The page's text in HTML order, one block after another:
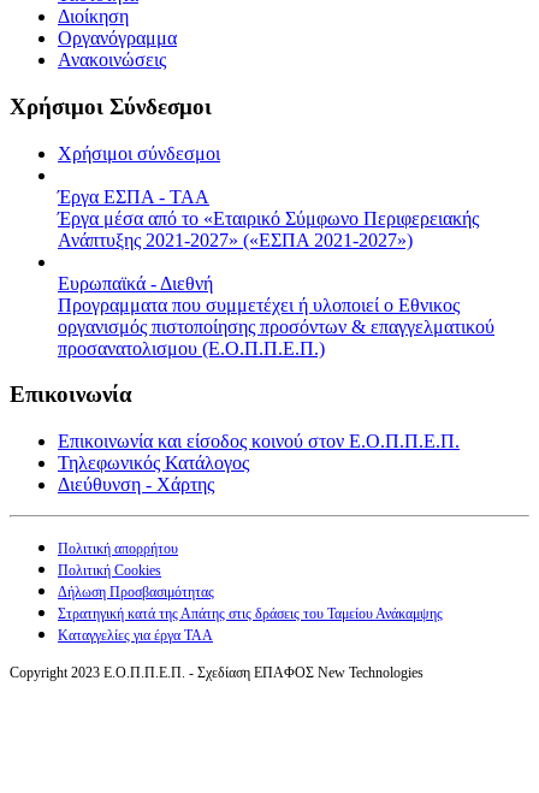
Διοίκηση
Οργανόγραμμα
Ανακοινώσεις
Χρήσιμοι Σύνδεσμοι
Χρήσιμοι σύνδεσμοι
Έργα ΕΣΠΑ - ΤΑΑ
Έργα μέσα από το «Εταιρικό Σύμφωνο Περιφερειακής
Ανάπτυξης 2021-2027» («ΕΣΠΑ 2021-2027»)
Ευρωπαϊκά - Διεθνή
Προγραμματα που συμμετέχει ή υλοποιεί ο Εθνικος
οργανισμός πιστοποίησης προσόντων & επαγγελματικού
προσανατολισμου (Ε.Ο.Π.Π.Ε.Π.)
Επικοινωνία
Επικοινωνία και είσοδος κοινού στον Ε.Ο.Π.Π.Ε.Π.
Τηλεφωνικός Κατάλογος
Διεύθυνση - Χάρτης
Πολιτική απορρήτου
Πολιτική Cookies
Δήλωση Προσβασιμότητας
Στρατηγική κατά της Απάτης στις δράσεις του Ταμείου Ανάκαμψης
Καταγγελίες για έργα ΤΑΑ
Copyright 2023 Ε.Ο.Π.Π.Ε.Π. - Σχεδίαση ΕΠΑΦΟΣ New Technologies